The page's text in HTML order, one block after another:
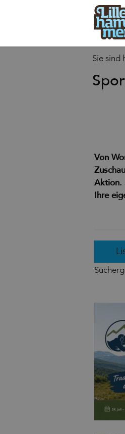
Sie sind
Von
Aktion.
Ihre